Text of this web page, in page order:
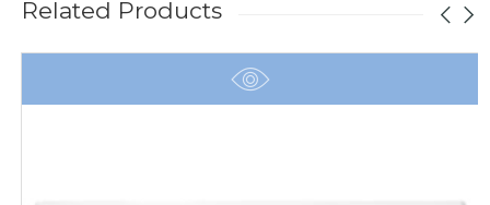
Related Products